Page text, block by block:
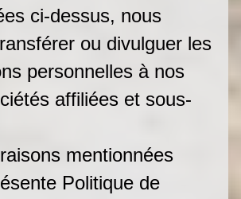
ci-dessus, nous
ou divulguer les
personnelles à nos
affiliées et sous-
mentionnées
Politique de